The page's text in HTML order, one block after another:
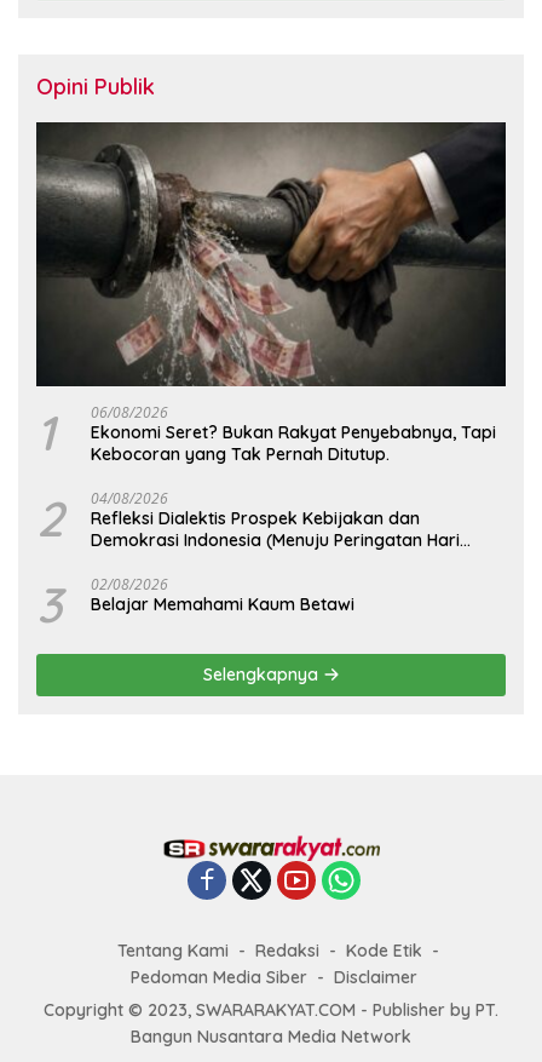
Opini Publik
1 06/08/2026
Ekonomi Seret? Bukan Rakyat Penyebabnya, Tapi
Kebocoran yang Tak Pernah Ditutup.
2 04/08/2026
Refleksi Dialektis Prospek Kebijakan dan
Demokrasi Indonesia (Menuju Peringatan Hari
3 02/08/2026
Belajar Memahami Kaum Betawi
Selengkapnya
Tentang Kami Redaksi
Kode Etik
Pedoman Media Siber
Disclaimer
Copyright © 2023, SWARARAKYAT.COM - Publisher by PT.
Bangun Nusantara Media Network